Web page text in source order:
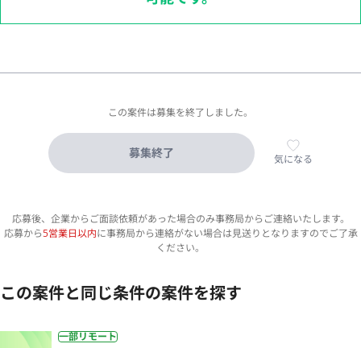
この案件は募集を終了しました。
募集終了 気になる
応募後、企業からご面談依頼があった場合のみ事務局からご連絡いたします。
応募から5営業日以内に事務局から連絡がない場合は見送りとなりますのでご了承
ください。
この案件と同じ条件の案件を探す
一部リモート